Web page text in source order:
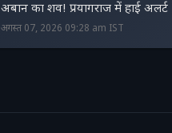
अबान का शव! प्रयागराज में हाई अलर्ट
अगस्त 07, 2026 09:28 am IST